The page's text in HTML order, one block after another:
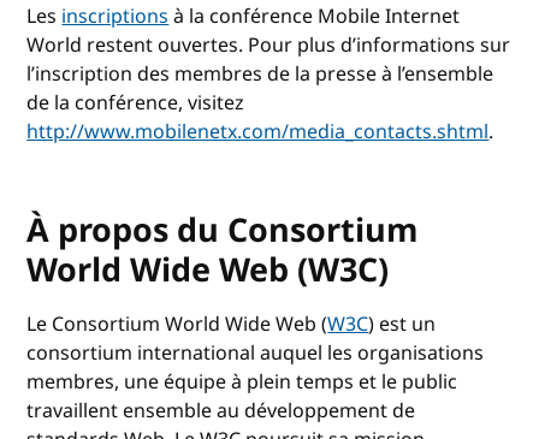
Lesinscriptionsà la conférence Mobile Internet
World restent ouvertes. Pour plus d’informations sur
l’inscription des membres de la presse à l’ensemble
de la conférence, visitez
http://www.mobilenetx.com/media_contacts.shtml.
À propos du Consortium
World Wide Web (W3C)
Le Consortium World Wide Web (W3C) est un
consortium international auquel les organisations
membres, une équipe à plein temps et le public
travaillent ensemble au développement de